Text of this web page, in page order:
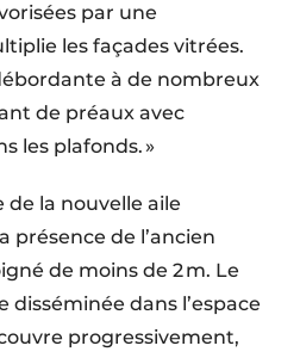
par une
les façades vitrées.
à de nombreux
de préaux avec
les plafonds. »
la nouvelle aile
présence de l’ancien
de moins de 2 m. Le
disséminée dans l’espace
progressivement,